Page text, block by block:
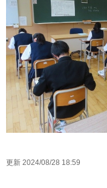
更新 2024/08/28 18:59